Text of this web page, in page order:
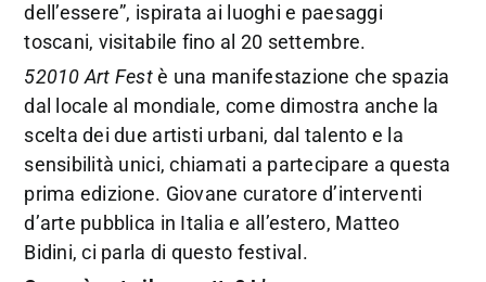
dell’essere”, ispirata ai luoghi e paesaggi
toscani, visitabile fino al 20 settembre.
52010 Art Festè una manifestazione che spazia
dal locale al mondiale, come dimostra anche la
scelta dei due artisti urbani, dal talento e la
sensibilità unici, chiamati a partecipare a questa
prima edizione. Giovane curatore d’interventi
d’arte pubblica in Italia e all’estero, Matteo
Bidini, ci parla di questo festival.